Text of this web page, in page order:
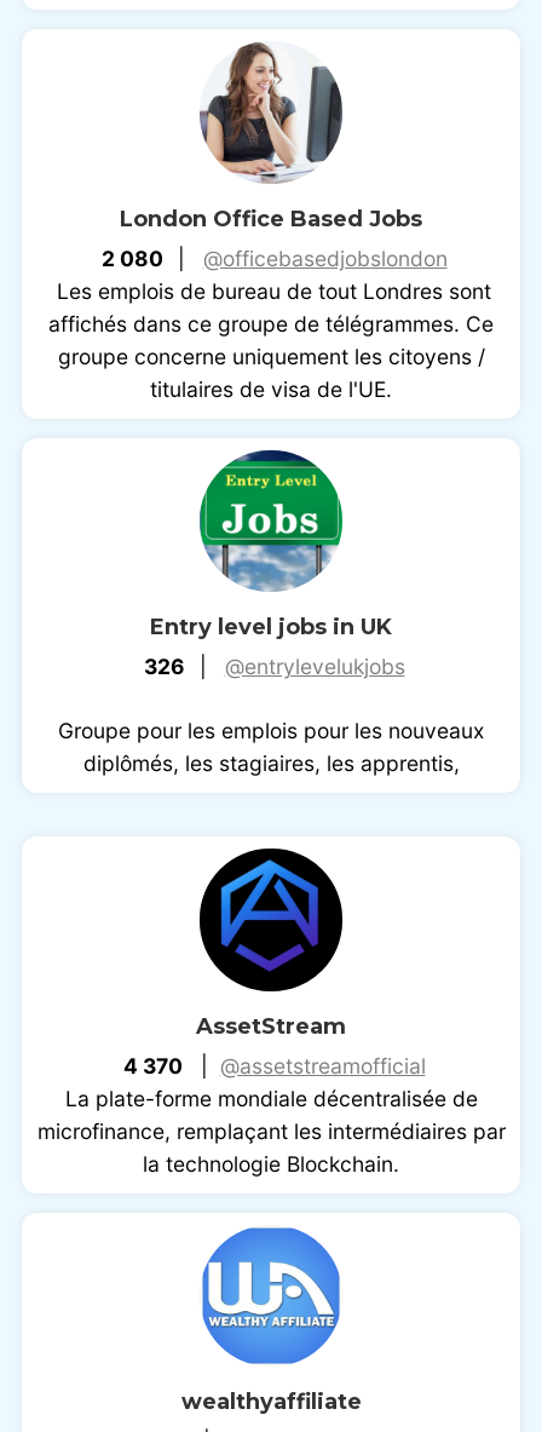
London Office Based Jobs
2 080
@officebasedjobslondon
Les emplois de bureau de tout Londres sont
affichés dans ce groupe de télégrammes. Ce
groupe concerne uniquement les citoyens /
titulaires de visa de l'UE.
Entry level jobs in UK
326 @entrylevelukjobs
Groupe pour les emplois pour les nouveaux
diplômés, les stagiaires, les apprentis,
AssetStream
4 370
@assetstreamofficial
La plate-forme mondiale décentralisée de
microfinance, remplaçant les intermédiaires par
la technologie Blockchain.
wealthyaffiliate